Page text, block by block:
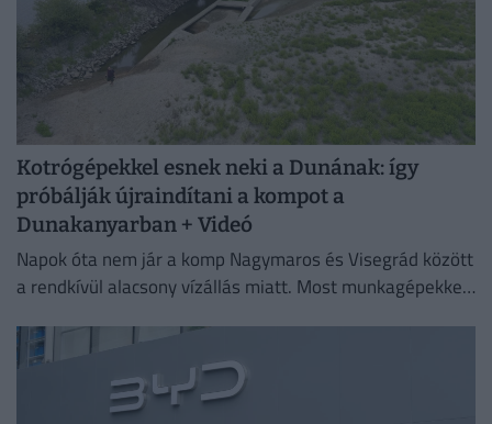
Kotrógépekkel esnek neki a Dunának: így
próbálják újraindítani a kompot a
Dunakanyarban + Videó
Napok óta nem jár a komp Nagymaros és Visegrád között
a rendkívül alacsony vízállás miatt. Most munkagépekkel
biztonságosan...